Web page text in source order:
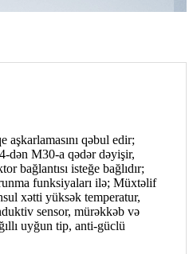
aşkarlamasını qəbul edir;
dən M30-a qədər dəyişir,
bağlantısı isteğe bağlıdır;
funksiyaları ilə; Müxtəlif
xətti yüksək temperatur,
sensor, mürəkkəb və
uyğun tip, anti-güclü